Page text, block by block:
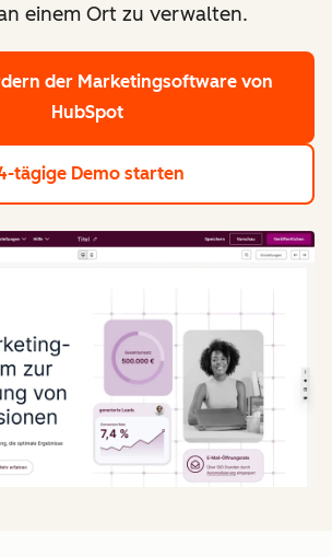
einem Ort zu verwalten.
der Marketingsoftware von
HubSpot
tägige Demo starten